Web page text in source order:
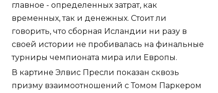
главное - определенных затрат, как
временных, так и денежных. Стоит ли
говорить, что сборная Исландии ни разу в
своей истории не пробивалась на финальные
турниры чемпионата мира или Европы.
В картине Элвис Пресли показан сквозь
призму взаимоотношений с Томом Паркером